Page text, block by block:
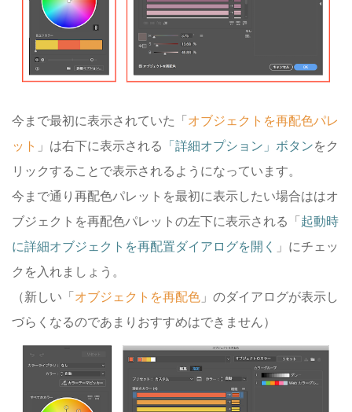
今まで最初に表示されていた「オブジェクトを再配色パレ
ット 」は右下に表示される 「詳細オプション」ボタンをク
リックすることで表示されるようになっています。
今まで通り再配色パレットを最初に表示したい場合ははオ
ブジェクトを再配色パレットの左下に表示される「起動時
に詳細オブジェクトを再配置ダイアログを開く 」にチェッ
クを入れましょう。
（新しい「オブジェクトを再配色 」のダイアログが表示し
づらくなるのであまりおすすめはできません）